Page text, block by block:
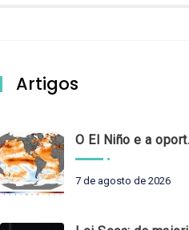
Artigos
O El Niño e a oportunidade de fortalecer o controle externo das políticas climáticas
7 de agosto de 2026